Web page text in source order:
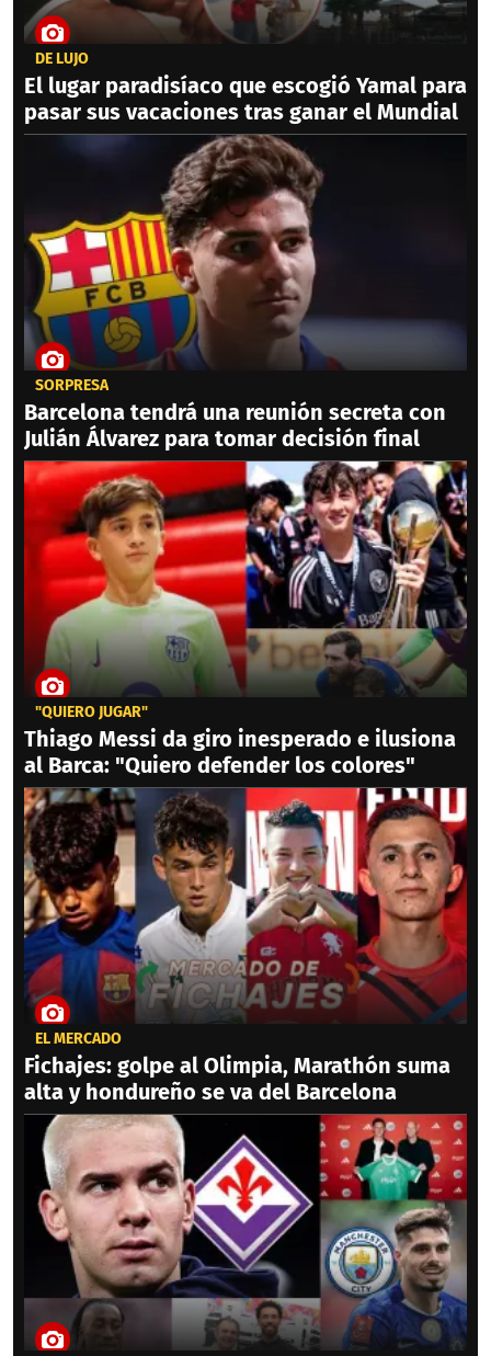
DE LUJO
El lugar paradisíaco que escogió Yamal para
pasar sus vacaciones tras ganar el Mundial
SORPRESA
Barcelona tendrá una reunión secreta con
Julián Álvarez para tomar decisión final
"QUIERO JUGAR"
Thiago Messi da giro inesperado e ilusiona
al Barca: "Quiero defender los colores"
EL MERCADO
Fichajes: golpe al Olimpia, Marathón suma
alta y hondureño se va del Barcelona